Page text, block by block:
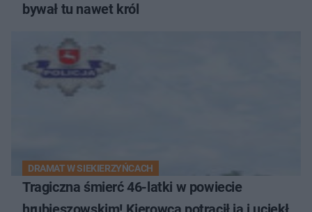
bywał tu nawet król
DRAMAT W SIEKIERZYŃCACH
Tragiczna śmierć 46-latki w powiecie